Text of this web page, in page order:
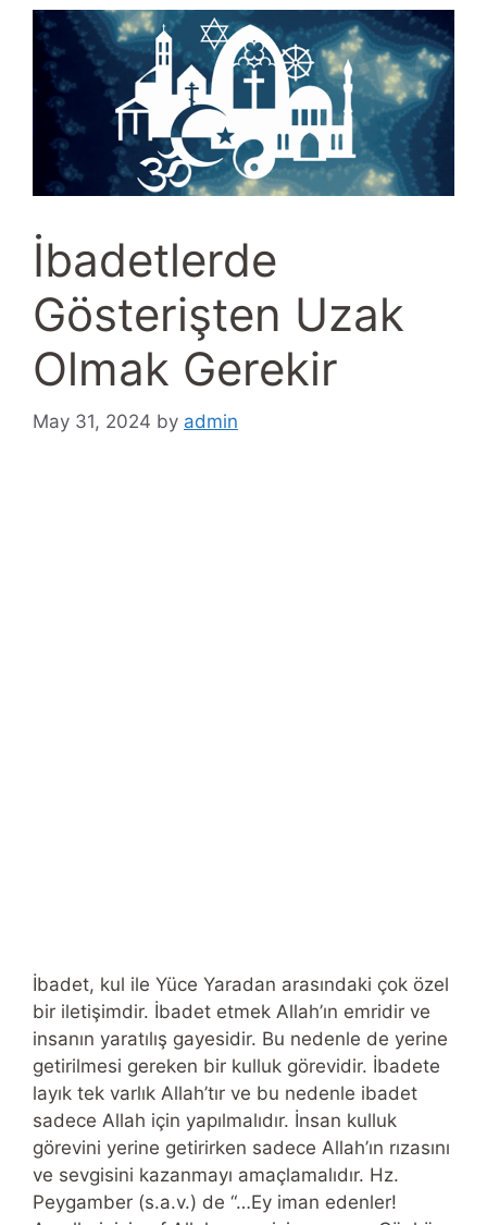
İbadetlerde
Gösterişten Uzak
Olmak Gerekir
May 31, 2024 by admin
İbadet, kul ile Yüce Yaradan arasındaki çok özel
bir iletişimdir. İbadet etmek Allah’ın emridir ve
insanın yaratılış gayesidir. Bu nedenle de yerine
getirilmesi gereken bir kulluk görevidir. İbadete
layık tek varlık Allah’tır ve bu nedenle ibadet
sadece Allah için yapılmalıdır. İnsan kulluk
görevini yerine getirirken sadece Allah’ın rızasını
ve sevgisini kazanmayı amaçlamalıdır. Hz.
Peygamber (s.a.v.) de “…Ey iman edenler!